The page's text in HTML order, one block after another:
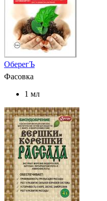
ОберегЪ
Фасовка
1 мл